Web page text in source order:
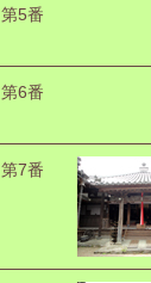
第5番
第6番
第7番